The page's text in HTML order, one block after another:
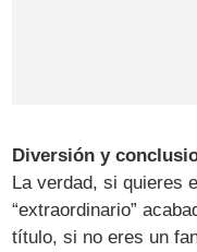
Diversión y
La verdad, si quieres
“extraordinario”
título, si no eres un